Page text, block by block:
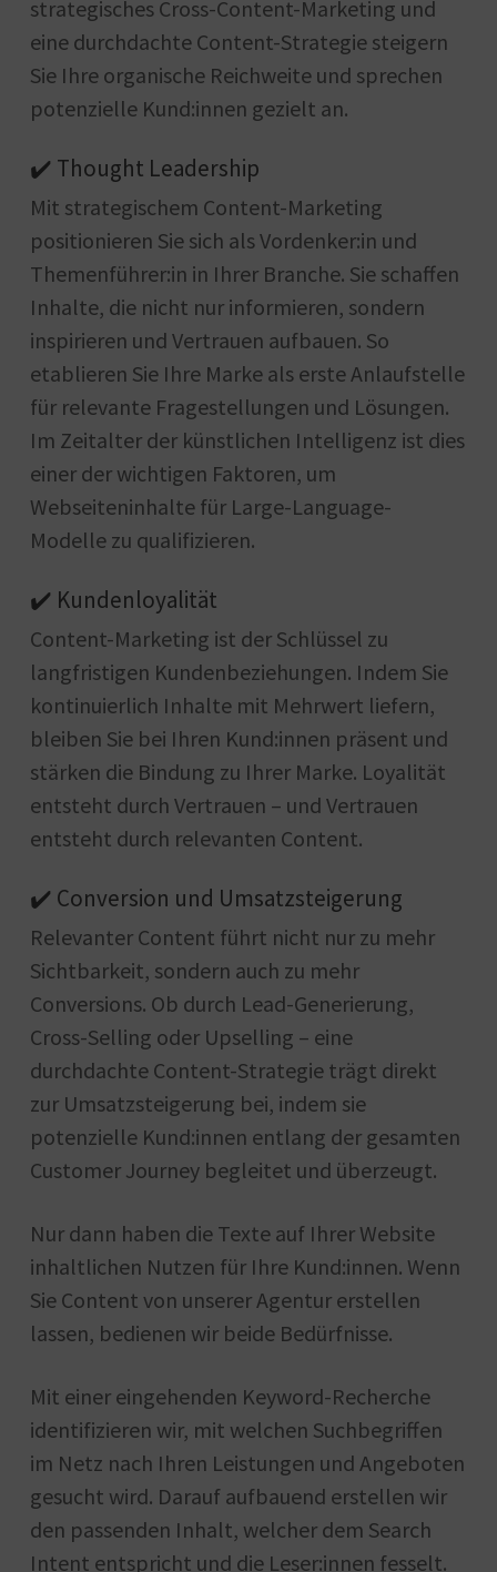
strategisches Cross-Content-Marketing und
eine durchdachte Content-Strategie steigern
Sie Ihre organische Reichweite und sprechen
potenzielle Kund:innen gezielt an.
✔️ Thought Leadership
Mit strategischem Content-Marketing
positionieren Sie sich als Vordenker:in und
Themenführer:in in Ihrer Branche. Sie schaffen
Inhalte, die nicht nur informieren, sondern
inspirieren und Vertrauen aufbauen. So
etablieren Sie Ihre Marke als erste Anlaufstelle
für relevante Fragestellungen und Lösungen.
Im Zeitalter der künstlichen Intelligenz ist dies
einer der wichtigen Faktoren, um
Webseiteninhalte für Large-Language-
Modelle zu qualifizieren.
✔️ Kundenloyalität
Content-Marketing ist der Schlüssel zu
langfristigen Kundenbeziehungen. Indem Sie
kontinuierlich Inhalte mit Mehrwert liefern,
bleiben Sie bei Ihren Kund:innen präsent und
stärken die Bindung zu Ihrer Marke. Loyalität
entsteht durch Vertrauen – und Vertrauen
entsteht durch relevanten Content.
✔️ Conversion und Umsatzsteigerung
Relevanter Content führt nicht nur zu mehr
Sichtbarkeit, sondern auch zu mehr
Conversions. Ob durch Lead-Generierung,
Cross-Selling oder Upselling – eine
durchdachte Content-Strategie trägt direkt
zur Umsatzsteigerung bei, indem sie
potenzielle Kund:innen entlang der gesamten
Customer Journey begleitet und überzeugt.
Nur dann haben die Texte auf Ihrer Website
inhaltlichen Nutzen für Ihre Kund:innen. Wenn
Sie Content von unserer Agentur erstellen
lassen, bedienen wir beide Bedürfnisse.
Mit einer eingehenden Keyword-Recherche
identifizieren wir, mit welchen Suchbegriffen
im Netz nach Ihren Leistungen und Angeboten
gesucht wird. Darauf aufbauend erstellen wir
den passenden Inhalt, welcher dem Search
Intent entspricht und die Leser:innen fesselt.